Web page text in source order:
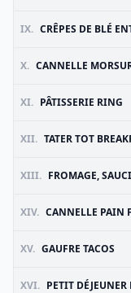
IX. CRÊPES DE BLÉ
X. CANNELLE
XI. PÂTISSERIE RING
XII. TATER TOT
XIII. FROMAGE,
XIV. CANNELLE PAIN
XV. GAUFRE TACOS
XVI. PETIT DÉJEUNER